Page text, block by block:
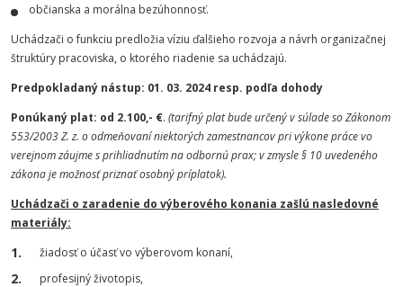
občianska a morálna bezúhonnosť.
Uchádzači o funkciu predložia víziu ďalšieho rozvoja a návrh organizačnej
štruktúry pracoviska, o ktorého riadenie sa uchádzajú.
Predpokladaný nástup: 01. 03. 2024 resp. podľa dohody
Ponúkaný plat: od 2.100,- €. (tarifný plat bude určený v súlade so Zákonom
553/2003 Z. z. o odmeňovaní niektorých zamestnancov pri výkone práce vo
verejnom záujme s prihliadnutím na odbornú prax; v zmysle § 10 uvedeného
zákona je možnosť priznať osobný príplatok).
Uchádzači o zaradenie do výberového konania zašlú nasledovné
materiály:
žiadosť o účasť vo výberovom konaní,
profesijný životopis,